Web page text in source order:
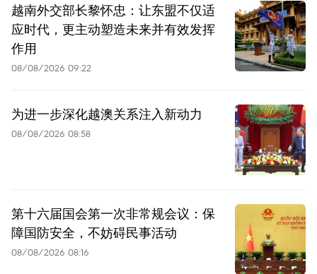
越南外交部长黎怀忠：让东盟不仅适
应时代，更主动塑造未来并有效发挥
作用
08/08/2026 09:22
为进一步深化越澳关系注入新动力
08/08/2026 08:58
第十六届国会第一次非常规会议：保
障国防安全，不妨碍民事活动
08/08/2026 08:16